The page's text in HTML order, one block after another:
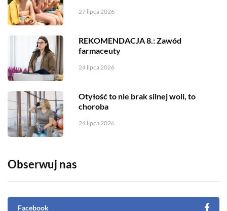
27 lipca 2026
REKOMENDACJA 8.: Zawód
farmaceuty
24 lipca 2026
Otyłość to nie brak silnej woli, to
choroba
24 lipca 2026
Obserwuj nas
Facebook